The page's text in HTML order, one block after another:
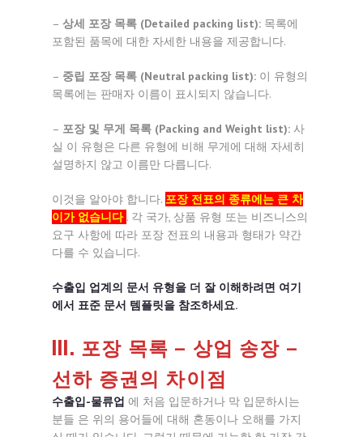
– 상세 포장 목록 (Detailed packing list): 목록에
포함된 품목에 대한 자세한 내용을 제공합니다.
– 중립 포장 목록 (Neutral packing list): 이 유형의
목록에는 판매자 이름이 표시되지 않습니다.
– 포장 및 무게 목록 (Packing and Weight list): 사
실 이 유형은 다른 유형에 비해 무게에 대해 자세히
설명하지 않고 이름만 다릅니다.
이것을 알아야 합니다. 포장 전표의 종류에는 큰 차
이가 없습니다 . 각 국가, 상품 유형 또는 비즈니스의
요구 사항에 따라 포장 전표의 내용과 형태가 약간
다를 수 있습니다.
수출입 업계의 문서 유형을 더 잘 이해하려면 여기
에서 표준 문서 템플릿을 참조하세요.
III. 포장 목록 – 상업 송장 –
선하 증권의 차이점
수출입-물류업 에 처음 입문하거나 막 입문하시는
분들 은 위의 용어들에 대해 혼동이나 오해를 가지